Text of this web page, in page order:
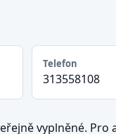
Telefon
313558108
vyplněné.